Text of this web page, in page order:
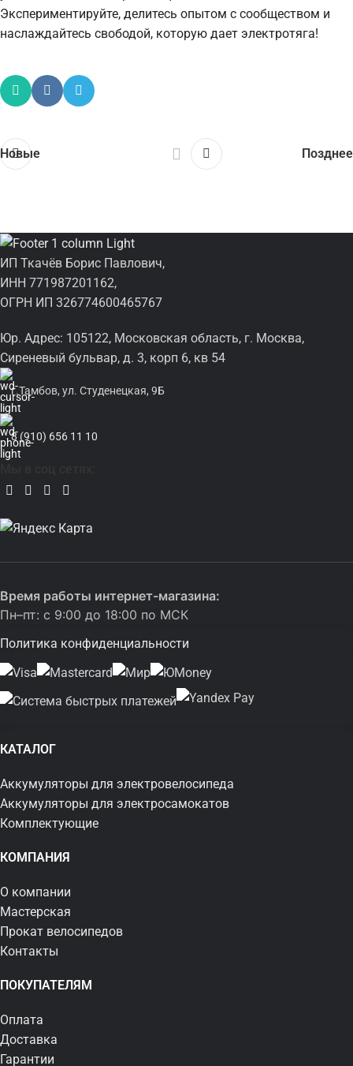
Экспериментируйте, делитесь опытом с сообществом и
наслаждайтесь свободой, которую дает электротяга!
Новые Позднее
ИП Ткачёв Борис Павлович,
ИНН 771987201162,
ОГРН ИП 326774600465767
Юр. Адрес: 105122, Московская область, г. Москва,
Сиреневый бульвар, д. 3, корп 6, кв 54
г.Тамбов, ул. Студенецкая, 9Б
8 (910) 656 11 10
Время работы интернет-магазина:
Пн–пт: с 9:00 до 18:00 по МСК
Политика конфиденциальности
КАТАЛОГ
Аккумуляторы для электровелосипеда
Аккумуляторы для электросамокатов
Комплектующие
КОМПАНИЯ
О компании
Мастерская
Прокат велосипедов
Контакты
ПОКУПАТЕЛЯМ
Оплата
Доставка
Гарантии